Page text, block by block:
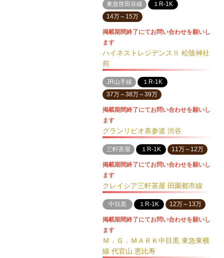
東急世田谷線
１R-1K
14万～15万
掲載期間終了にてお問い合わせを願いし
ます
ハイネストレジデンスⅡ 松陰神社
前
JR山手線
１R-1K
37万～38万～39万
掲載期間終了にてお問い合わせを願いし
ます
グランリビオ表参道 渋谷
三軒茶屋 １R-1K 11万～12万
掲載期間終了にてお問い合わせを願いし
ます
クレイシア三軒茶屋 田園都市線
中目黒 １R-1K 12万～13万
掲載期間終了にてお問い合わせを願いし
ます
Ｍ．Ｇ．ＭＡＲＫ中目黒 東急東横
線 代官山 恵比寿